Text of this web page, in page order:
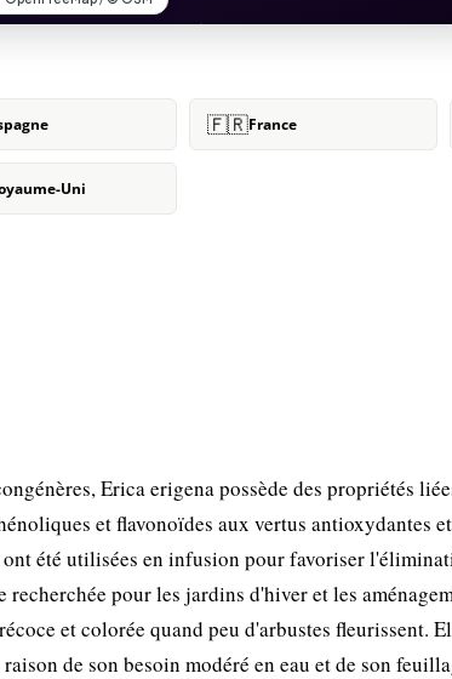
🇫🇷France
Uni
Erica erigena possède des propriétés
et flavonoïdes aux vertus antioxydantes
été utilisées en infusion pour favoriser
pour les jardins d'hiver et les
et colorée quand peu d'arbustes fleurissent.
de son besoin modéré en eau et de son